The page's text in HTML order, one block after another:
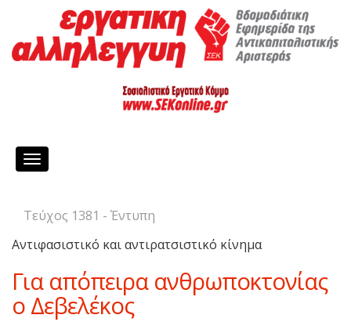
Toggle
Τεύχος 1381 - Έντυπη
Αντιφασιστικό και αντιρατσιστικό κίνημα
Για απόπειρα ανθρωποκτονίας
ο Δεβελέκος